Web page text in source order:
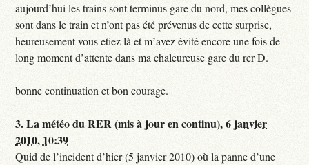
aujourd’hui les trains sont terminus gare du nord, mes collègues
sont dans le train et n’ont pas été prévenus de cette surprise,
heureusement vous etiez là et m’avez évité encore une fois de
long moment d’attente dans ma chaleureuse gare du rer D.
bonne continuation et bon courage.
3.La météo du RER (mis à jour en continu),6 janvier
2010, 10:39
Quid de l’incident d’hier (5 janvier 2010) où la panne d’une